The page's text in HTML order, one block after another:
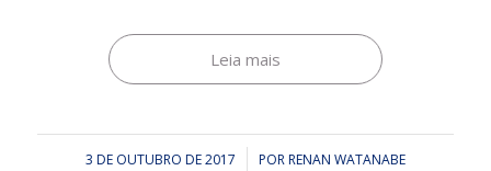
Leia mais
3 DE OUTUBRO DE 2017
/ PORRENAN WATANABE